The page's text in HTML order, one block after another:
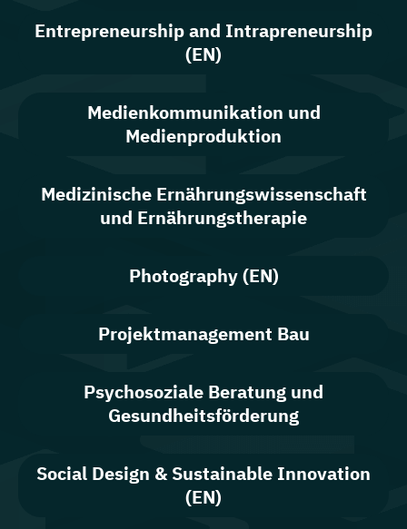
Entrepreneurship and Intrapreneurship
(EN)
Medienkommunikation und
Medienproduktion
Medizinische Ernährungswissenschaft
und Ernährungstherapie
Photography (EN)
Projektmanagement Bau
Psychosoziale Beratung und
Gesundheitsförderung
Social Design & Sustainable Innovation
(EN)